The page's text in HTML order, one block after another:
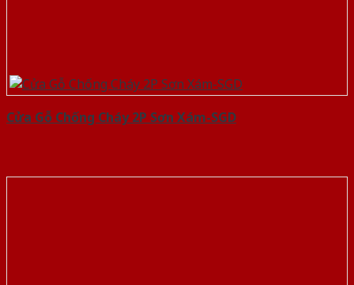
Cửa Gỗ Chống Cháy 2P Sơn Xám-SGD